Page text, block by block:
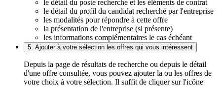
le détail du poste recherché et les éléments de contrat
le détail du profil du candidat recherché par l'entreprise
les modalités pour répondre à cette offre
la présentation de l'entreprise (si présente)
les informations complémentaires le cas échéant
5. Ajouter à votre sélection les offres qui vous intéressent
Depuis la page de résultats de recherche ou depuis le détail
d'une offre consultée, vous pouvez ajouter la ou les offres de
votre choix à votre sélection. Il suffit de cliquer sur l'icône